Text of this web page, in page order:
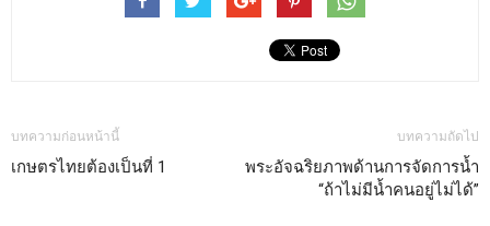
บทความก่อนหน้านี้
เกษตรไทยต้องเป็นที่ 1
บทความถัดไป
พระอัจฉริยภาพด้านการจัดการน้ำ
“ถ้าไม่มีน้ำคนอยู่ไม่ได้”